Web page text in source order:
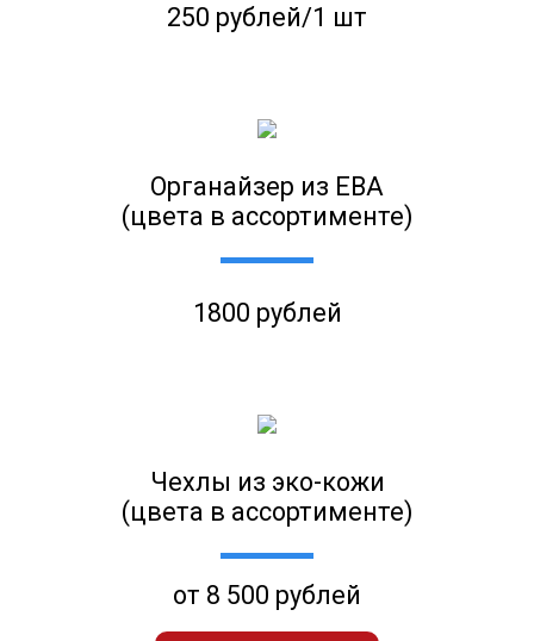
250 рублей/1 шт
Органайзер из ЕВА
(цвета в ассортименте)
1800 рублей
Чехлы из эко-кожи
(цвета в ассортименте)
от 8 500 рублей